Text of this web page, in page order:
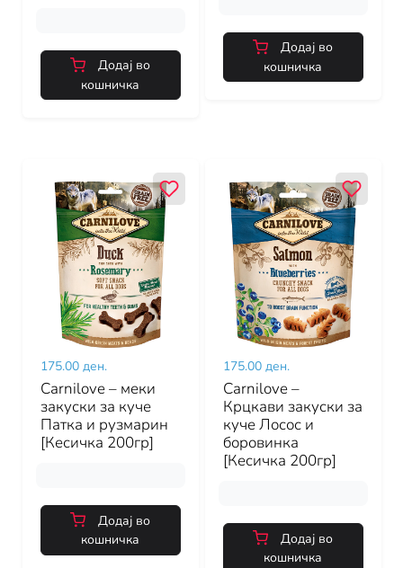
Додај во
кошничка
Додај во
кошничка
175.00 ден.
Carnilove – меки
закуски за куче
Патка и рузмарин
[Кесичка 200гр]
Додај во
кошничка
175.00 ден.
Carnilove –
Крцкави закуски за
куче Лосос и
боровинка
[Кесичка 200гр]
Додај во
кошничка